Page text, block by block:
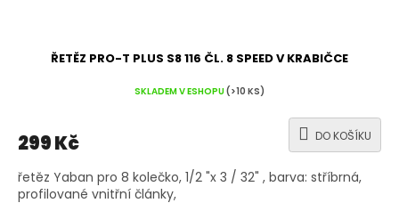
ŘETĚZ PRO-T PLUS S8 116 ČL. 8 SPEED V KRABIČCE
SKLADEM V ESHOPU(>10 KS)
299 Kč DO KOŠÍKU
řetěz Yaban pro 8 kolečko, 1/2 "x 3 / 32" , barva: stříbrná,
profilované vnitřní články,